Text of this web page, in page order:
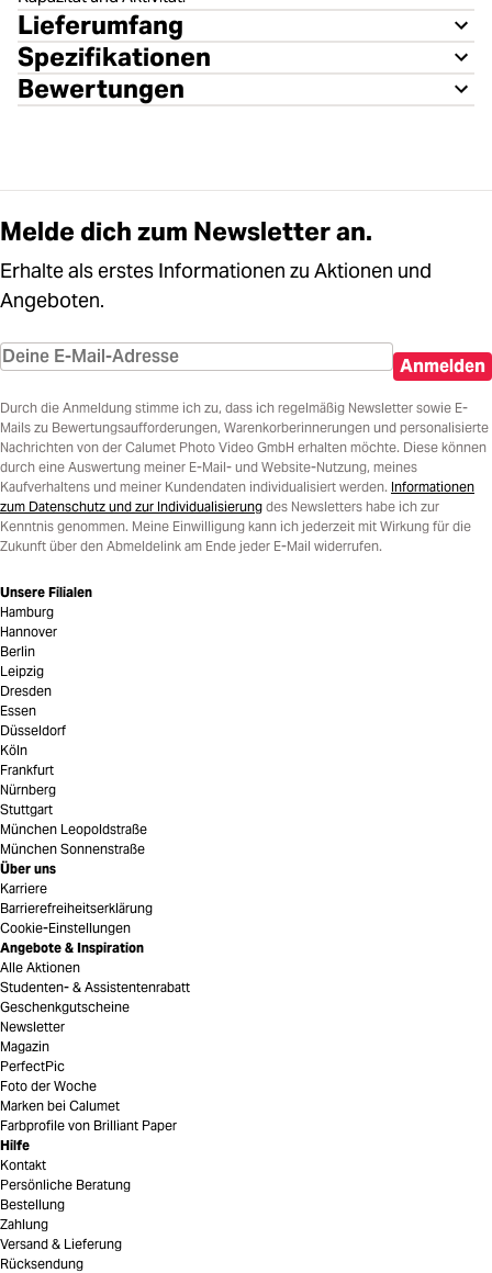
Lieferumfang
Spezifikationen
Bewertungen
Melde dich zum Newsletter an.
Erhalte als erstes Informationen zu Aktionen und
Angeboten.
Anmelden
Durch die Anmeldung stimme ich zu, dass ich regelmäßig Newsletter sowie E-
Mails zu Bewertungsaufforderungen, Warenkorberinnerungen und personalisierte
Nachrichten von der Calumet Photo Video GmbH erhalten möchte. Diese können
durch eine Auswertung meiner E-Mail- und Website-Nutzung, meines
Kaufverhaltens und meiner Kundendaten individualisiert werden. Informationen
zum Datenschutz und zur Individualisierung des Newsletters habe ich zur
Kenntnis genommen. Meine Einwilligung kann ich jederzeit mit Wirkung für die
Zukunft über den Abmeldelink am Ende jeder E-Mail widerrufen.
Unsere Filialen
Hamburg
Hannover
Berlin
Leipzig
Dresden
Essen
Düsseldorf
Köln
Frankfurt
Nürnberg
Stuttgart
München Leopoldstraße
München Sonnenstraße
Über uns
Karriere
Barrierefreiheitserklärung
Cookie-Einstellungen
Angebote & Inspiration
Alle Aktionen
Studenten- & Assistentenrabatt
Geschenkgutscheine
Newsletter
Magazin
PerfectPic
Foto der Woche
Marken bei Calumet
Farbprofile von Brilliant Paper
Hilfe
Kontakt
Persönliche Beratung
Bestellung
Zahlung
Versand & Lieferung
Rücksendung